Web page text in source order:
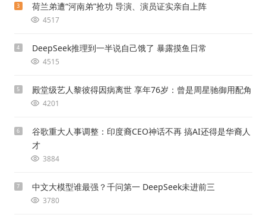
3 荷兰弟遭“河南弟”抢功 导演、演员证实亲自上阵
4517
4 DeepSeek推理到一半说自己饿了 暴露摸鱼日常
4515
5 殿堂级艺人黎彼得因病离世 享年76岁：曾是周星驰御用配角
4201
6
谷歌重大人事调整：印度裔CEO神话不再 搞AI还得是华裔人
才
3884
7 中文大模型谁最强？千问第一 DeepSeek未进前三
3780